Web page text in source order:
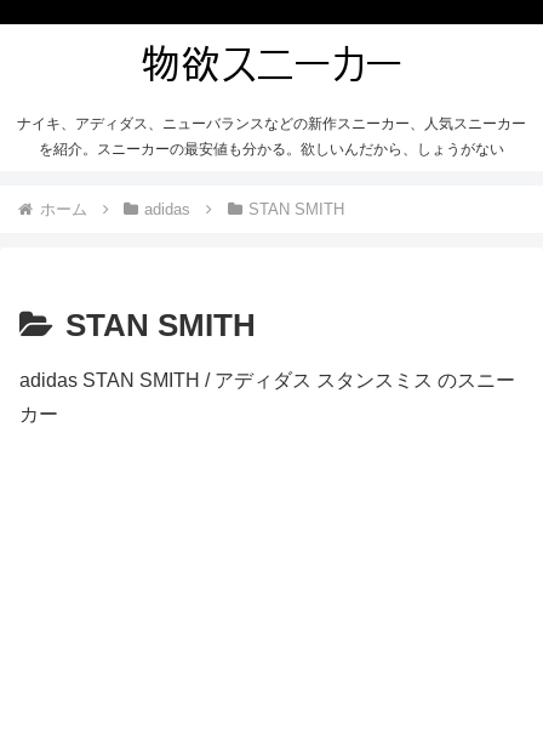
ナイキ、アディダス、ニューバランスなどの新作スニーカー、人気スニーカー
を紹介。スニーカーの最安値も分かる。欲しいんだから、しょうがない
ホーム adidas STAN SMITH
STAN SMITH
adidas STAN SMITH / アディダス スタンスミス のスニー
カー